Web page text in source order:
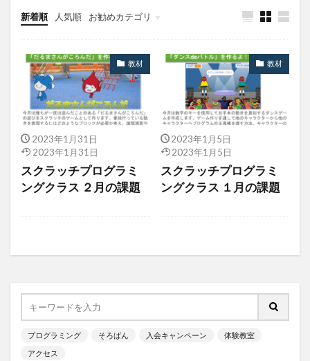
新着順 人気順 お勧めカテゴリ
教材
2023年1月31日
2023年1月31日
スクラッチプログラミ
ングクラス ２月の課題
教材
2023年1月5日
2023年1月5日
スクラッチプログラミ
ングクラス １月の課題
プログラミング そろばん 入会キャンペーン
体験教室
アクセス